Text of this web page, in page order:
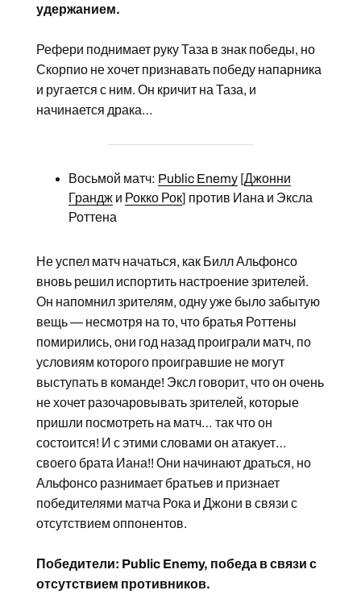
удержанием.
Рефери поднимает руку Таза в знак победы, но
Скорпио не хочет признавать победу напарника
и ругается с ним. Он кричит на Таза, и
начинается драка…
Восьмой матч: Public Enemy[Джонни
Гранджи Рокко Рок] против Иана и Эксла
Роттена
Не успел матч начаться, как Билл Альфонсо
вновь решил испортить настроение зрителей.
Он напомнил зрителям, одну уже было забытую
вещь — несмотря на то, что братья Роттены
помирились, они год назад проиграли матч, по
условиям которого проигравшие не могут
выступать в команде! Эксл говорит, что он очень
не хочет разочаровывать зрителей, которые
пришли посмотреть на матч… так что он
состоится! И с этими словами он атакует…
своего брата Иана!! Они начинают драться, но
Альфонсо разнимает братьев и признает
победителями матча Рока и Джони в связи с
отсутствием оппонентов.
Победители: Public Enemy, победа в связи с
отсутствием противников.